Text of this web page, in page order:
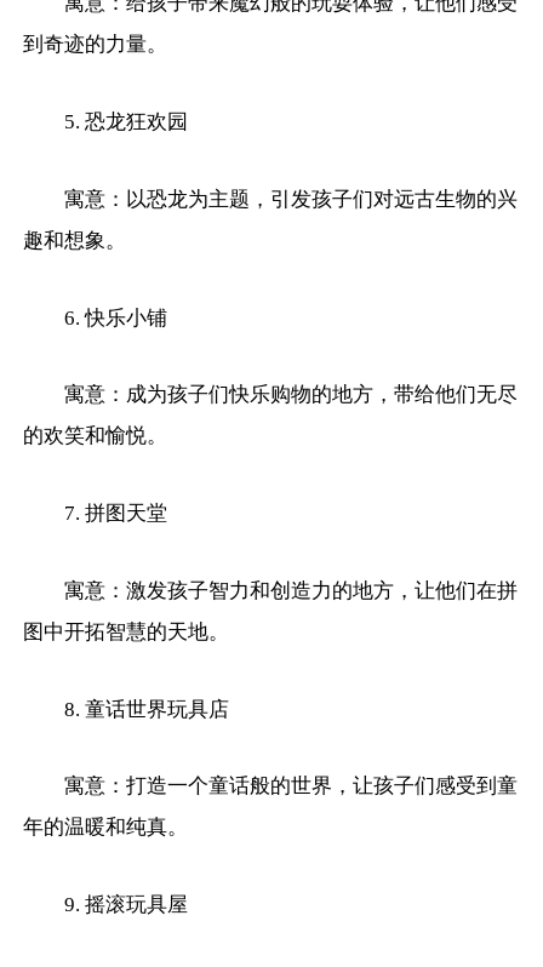
到奇迹的力量。
5. 恐龙狂欢园
寓意：以恐龙为主题，引发孩子们对远古生物的兴
趣和想象。
6. 快乐小铺
寓意：成为孩子们快乐购物的地方，带给他们无尽
的欢笑和愉悦。
7. 拼图天堂
寓意：激发孩子智力和创造力的地方，让他们在拼
图中开拓智慧的天地。
8. 童话世界玩具店
寓意：打造一个童话般的世界，让孩子们感受到童
年的温暖和纯真。
9. 摇滚玩具屋